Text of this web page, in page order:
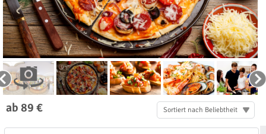
ab 89 € Sortiert nach Beliebtheit